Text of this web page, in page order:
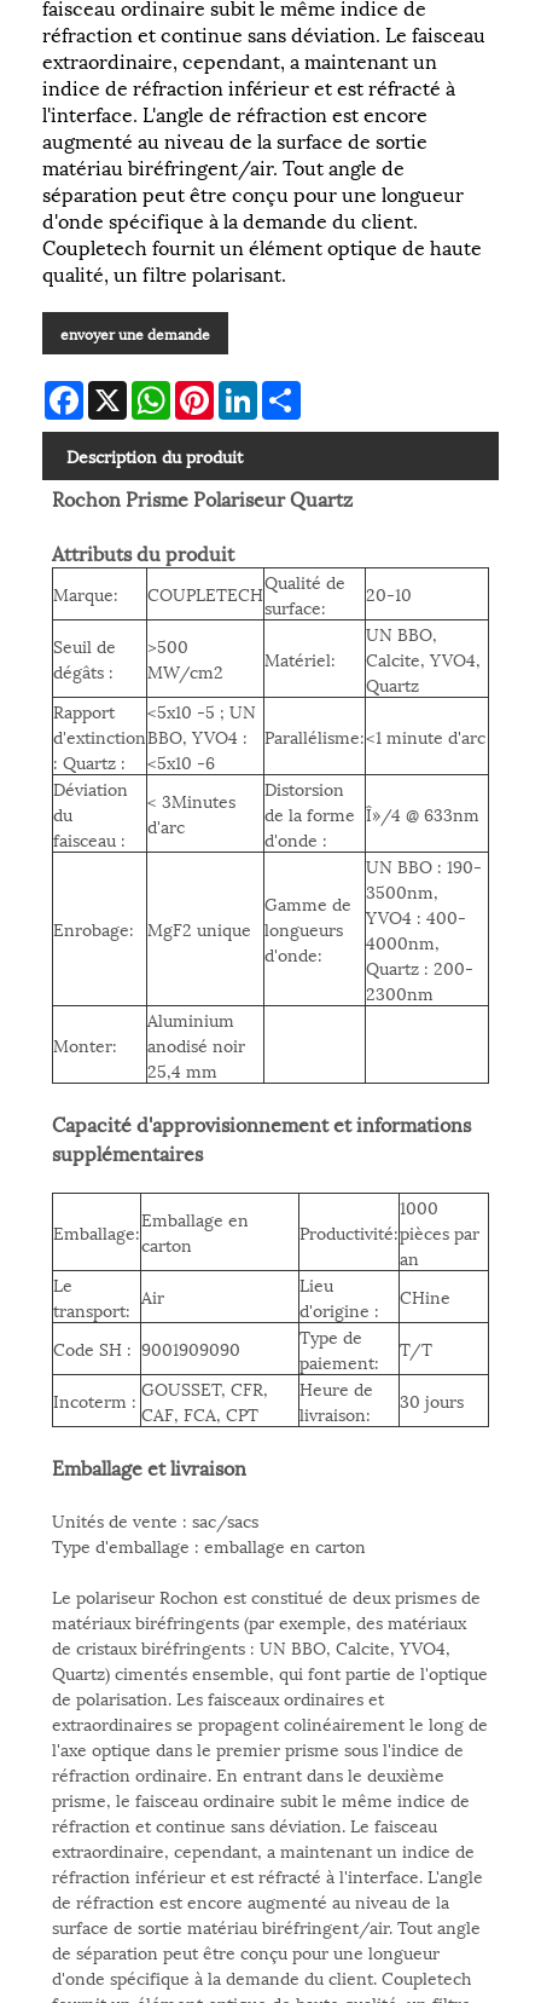
faisceau ordinaire subit le même indice de
réfraction et continue sans déviation. Le faisceau
extraordinaire, cependant, a maintenant un
indice de réfraction inférieur et est réfracté à
l'interface. L'angle de réfraction est encore
augmenté au niveau de la surface de sortie
matériau biréfringent/air. Tout angle de
séparation peut être conçu pour une longueur
d'onde spécifique à la demande du client.
Coupletech fournit un élément optique de haute
qualité, un filtre polarisant.
envoyer une demande
Facebook
X WhatsAppPinterestLinkedIn
Description du produit
Rochon Prisme Polariseur Quartz
Attributs du produit
Marque: COUPLETECHQualité de
surface:
20-10
Seuil de
dégâts :
>500
MW/cm2
Matériel:
UN BBO,
Calcite, YVO4,
Quartz
Rapport
d'extinction
: Quartz :
<5x10 -5 ; UN
BBO, YVO4 :
<5x10 -6
Parallélisme:<1 minute d'arc
Déviation
du
faisceau :
< 3Minutes
d'arc
Distorsion
de la forme
d'onde :
Î»/4 @ 633nm
Enrobage: MgF2 unique
Gamme de
longueurs
d'onde:
UN BBO : 190-
3500nm,
YVO4 : 400-
4000nm,
Quartz : 200-
2300nm
Monter:
Aluminium
anodisé noir
25,4 mm
Capacité d'approvisionnement et informations
supplémentaires
Emballage:
Emballage en
carton
Productivité:
1000
pièces par
an
Le
transport:
Air
Lieu
d'origine :
CHine
Code SH : 9001909090
Type de
paiement:
T/T
Incoterm : GOUSSET, CFR,
CAF, FCA, CPT
Heure de
livraison:
30 jours
Emballage et livraison
Unités de vente : sac/sacs
Type d'emballage : emballage en carton
Le polariseur Rochon est constitué de deux prismes de
matériaux biréfringents (par exemple, des matériaux
de cristaux biréfringents : UN BBO, Calcite, YVO4,
Quartz) cimentés ensemble, qui font partie de l'optique
de polarisation. Les faisceaux ordinaires et
extraordinaires se propagent colinéairement le long de
l'axe optique dans le premier prisme sous l'indice de
réfraction ordinaire. En entrant dans le deuxième
prisme, le faisceau ordinaire subit le même indice de
réfraction et continue sans déviation. Le faisceau
extraordinaire, cependant, a maintenant un indice de
réfraction inférieur et est réfracté à l'interface. L'angle
de réfraction est encore augmenté au niveau de la
surface de sortie matériau biréfringent/air. Tout angle
de séparation peut être conçu pour une longueur
d'onde spécifique à la demande du client. Coupletech